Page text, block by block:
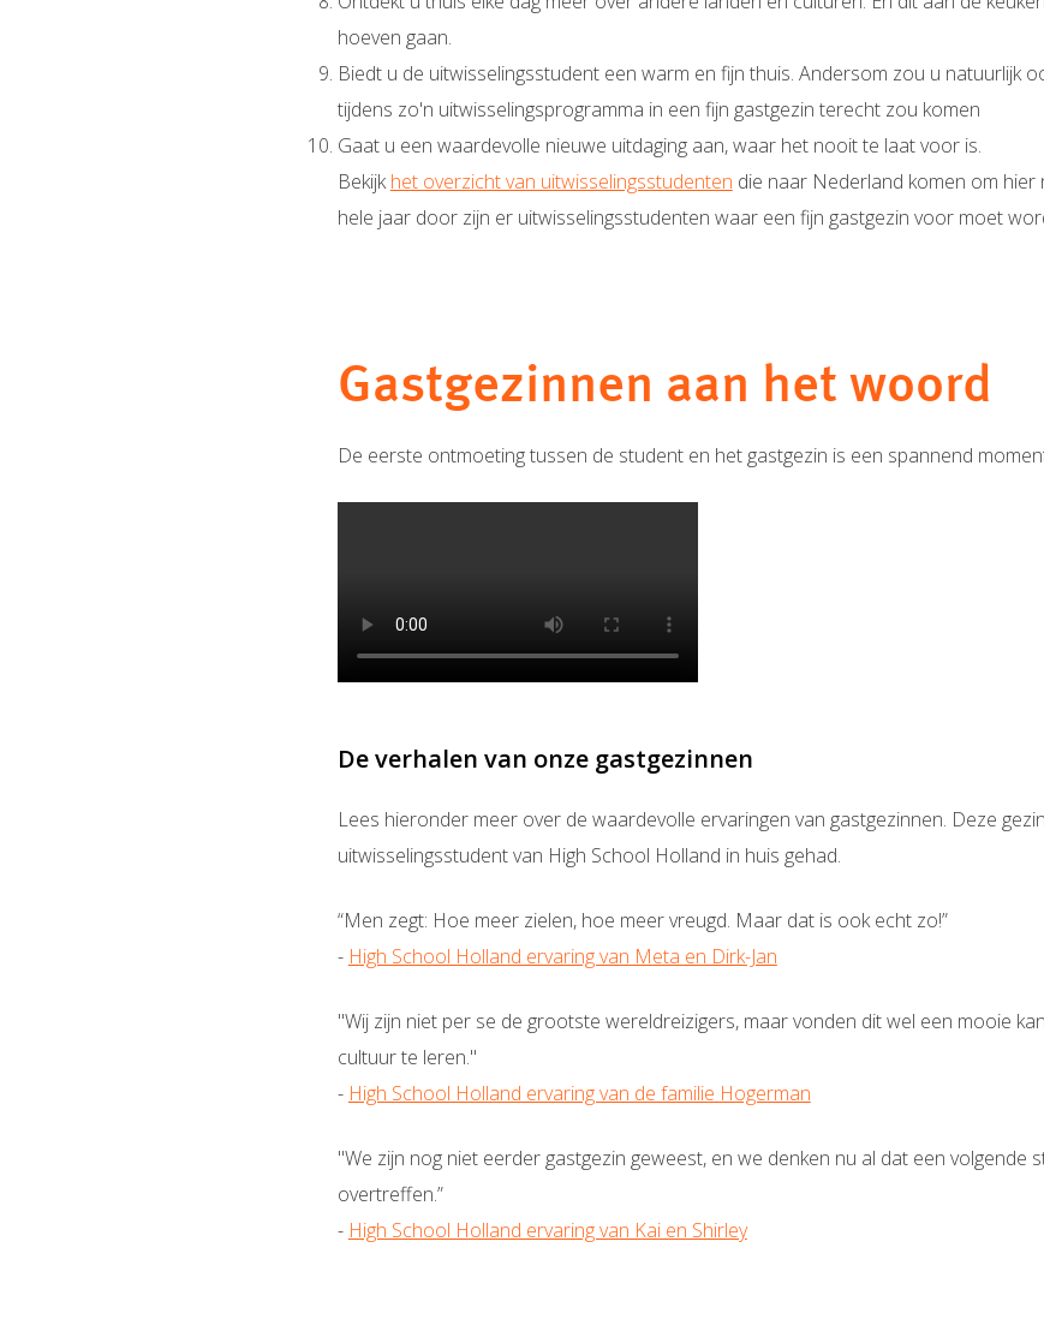
hoeven gaan.
Biedt u de uitwisselingsstudent een warm en fijn thuis. Andersom zou u natuurlijk
tijdens zo'n uitwisselingsprogramma in een fijn gastgezin terecht zou komen
Gaat u een waardevolle nieuwe uitdaging aan, waar het nooit te laat voor is​.
Bekijkhet overzicht van uitwisselingsstudenten die naar Nederland komen om
hele jaar door zijn er uitwisselingsstudenten waar een fijn gastgezin voor moet
Gastgezinnen aan het woord
De eerste ontmoeting tussen de student en het gastgezin is een spannend
De verhalen van onze gastgezinnen
Lees hieronder meer over de waardevolle ervaringen van gastgezinnen. Deze
uitwisselingsstudent van High School Holland in huis gehad.
“Men zegt: Hoe meer zielen, hoe meer vreugd. Maar dat is ook echt zo!”
- High School Holland ervaring van Meta en Dirk-Jan
"Wij zijn niet per se de grootste wereldreizigers, maar vonden dit wel een mooie
cultuur te leren."
- High School Holland ervaring van de familie Hogerman
"We zijn nog niet eerder gastgezin geweest, en we denken nu al dat een volgende
overtreffen.”
- High School Holland ervaring van Kai en Shirley